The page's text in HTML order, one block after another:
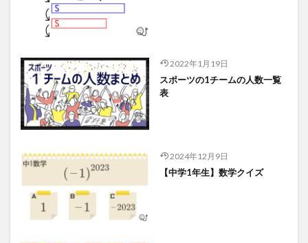
2022年1月19日
スポーツの1チームの人数一覧
表
2024年12月9日
【中学1年生】数学クイズ